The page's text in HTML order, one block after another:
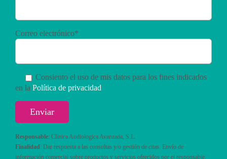
Correo electrónico*
Consiento el uso de mis datos para los fines indicados
en la Política de privacidad
Responsable: Clínica Audiologica Avanzada, S.L.
Finalidad : Dar respuesta a las consultas y/o gestión de citas. Envío de
información comercial sobre productos y servicios ofrecidos por el responsable.